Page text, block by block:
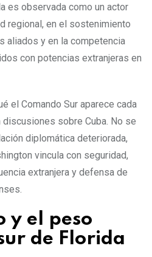
es observada como un actor
regional, en el sostenimiento
aliados y en la competencia
con potencias extranjeras en
el Comando Sur aparece cada
sobre Cuba. No se
diplomática deteriorada,
vincula con seguridad,
extranjera y defensa de
y el peso
de Florida